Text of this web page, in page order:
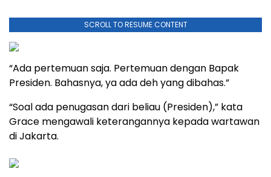
SCROLL TO RESUME CONTENT
“Ada pertemuan saja. Pertemuan dengan Bapak
Presiden. Bahasnya, ya ada deh yang dibahas.”
“Soal ada penugasan dari beliau (Presiden),” kata
Grace mengawali keterangannya kepada wartawan
di Jakarta.